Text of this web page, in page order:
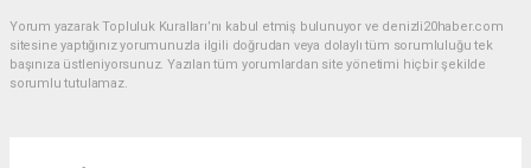
Yorum yazarak Topluluk Kuralları’nı kabul etmiş bulunuyor ve denizli20haber.com
sitesine yaptığınız yorumunuzla ilgili doğrudan veya dolaylı tüm sorumluluğu tek
başınıza üstleniyorsunuz. Yazılan tüm yorumlardan site yönetimi hiçbir şekilde
sorumlu tutulamaz.